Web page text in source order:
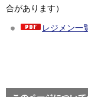
合があります）
レジメン一